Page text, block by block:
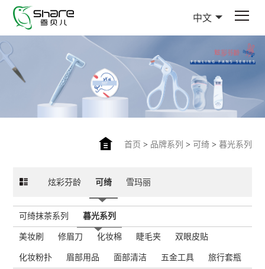
中文
首页 > 品牌系列 > 可绮> 暮光系列
炫彩芬龄 可绮 雪玛丽
可绮抹茶系列 暮光系列
美妆刷 修眉刀 化妆棉 睫毛夹 双眼皮贴
化妆粉扑 眉部用品 面部清洁 五金工具 旅行套瓶